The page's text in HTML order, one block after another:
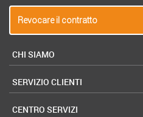
Revocare il contratto
CHI SIAMO
SERVIZIO CLIENTI
CENTRO SERVIZI